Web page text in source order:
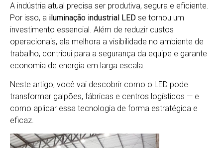
A indústria atual precisa ser produtiva, segura e eficiente.
Por isso, a iluminação industrial LED se tornou um
investimento essencial. Além de reduzir custos
operacionais, ela melhora a visibilidade no ambiente de
trabalho, contribui para a segurança da equipe e garante
economia de energia em larga escala.
Neste artigo, você vai descobrir como o LED pode
transformar galpões, fábricas e centros logísticos — e
como aplicar essa tecnologia de forma estratégica e
eficaz.